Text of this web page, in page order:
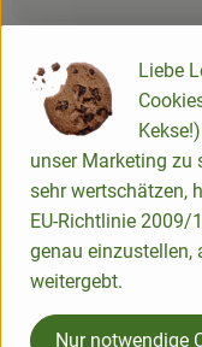
Zutaten
Nährwert-Info
Liebe
unser Marketing zu
sehr wertschätzen,
EU-Richtlinie 2009/
genau einzustellen,
weitergebt.
Nur notwendige